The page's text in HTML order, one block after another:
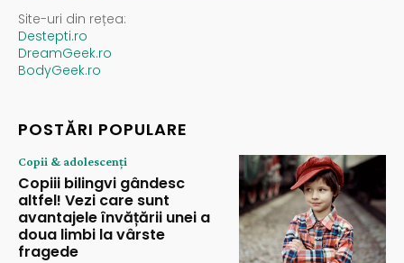
Site-uri din rețea:
Destepti.ro
DreamGeek.ro
BodyGeek.ro
POSTĂRI POPULARE
Copii & adolescenți
Copiii bilingvi gândesc
altfel! Vezi care sunt
avantajele învățării unei a
doua limbi la vârste
fragede